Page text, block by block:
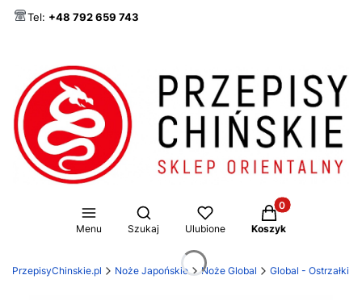
Tel: +48 792 659 743
Menu
Otwórz wyszukiwarkę
Szukaj Ulubione
Produkty w
Koszyk
PrzepisyChinskie.pl Noże Japońskie Noże Global Global - Ostrzałki